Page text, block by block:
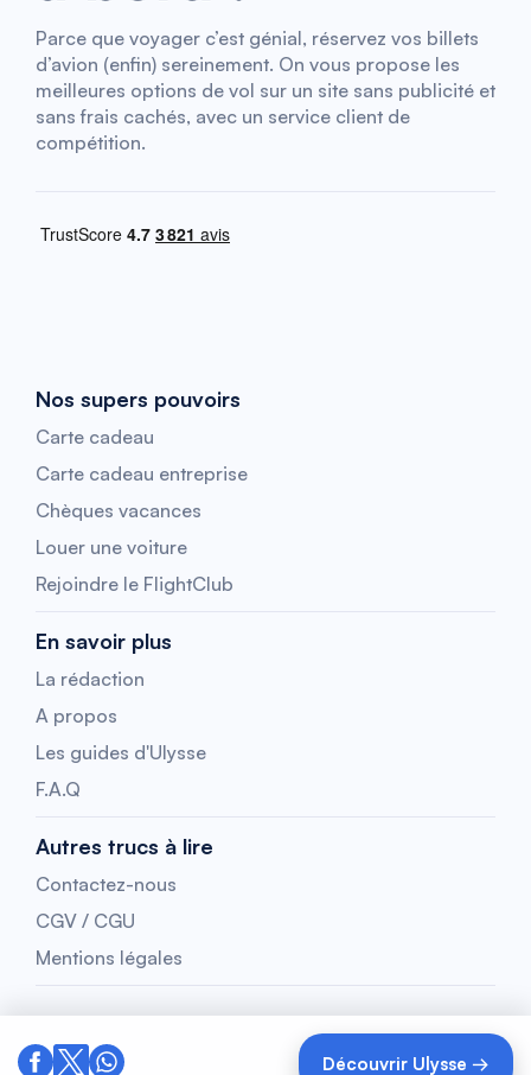
Découvrir Ulysse →
Parce que voyager c’est génial, réservez vos billets
d’avion (enfin) sereinement. On vous propose les
meilleures options de vol sur un site sans publicité et
sans frais cachés, avec un service client de
compétition.
Nos supers pouvoirs
Carte cadeau
Carte cadeau entreprise
Chèques vacances
Louer une voiture
Rejoindre le FlightClub
En savoir plus
La rédaction
A propos
Les guides d'Ulysse
F.A.Q
Autres trucs à lire
Contactez-nous
CGV / CGU
Mentions légales